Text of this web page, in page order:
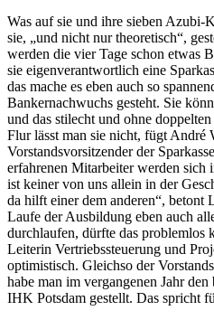
Was auf sie und ihre sieben Azubi-
sie, „und nicht nur theoretisch“,
werden die vier Tage schon etwas
sie eigenverantwortlich eine
das mache es eben auch so
Bankernachwuchs gesteht. Sie
und das stilecht und ohne
Flur lässt man sie nicht, fügt André
Vorstandsvorsitzender der
erfahrenen Mitarbeiter werden sich
ist keiner von uns allein in der
da hilft einer dem anderen“, betont
Laufe der Ausbildung eben auch
durchlaufen, dürfte das problemlos
Leiterin Vertriebssteuerung und
optimistisch. Gleichso der
habe man im vergangenen Jahr
IHK Potsdam gestellt. Das spricht